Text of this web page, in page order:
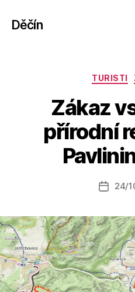
Děčín
TURISTI
Zákaz
přírodní
Datum
24/